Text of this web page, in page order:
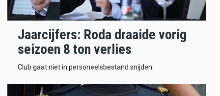
Jaarcijfers: Roda draaide vorig
seizoen 8 ton verlies
Club gaat niet in personeelsbestand snijden.